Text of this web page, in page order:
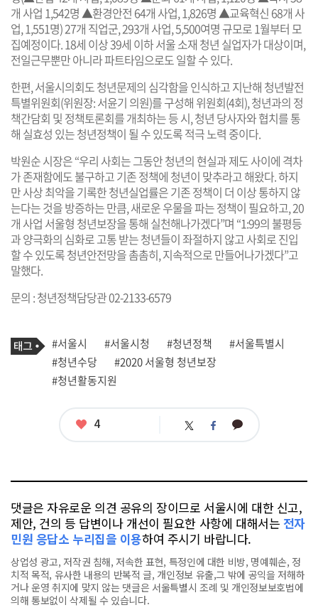
개 사업 1,542명 ▲환경안전 64개 사업, 1,826명 ▲교육혁신 68개 사
업, 1,551명) 27개 직업군, 293개 사업, 5,500여명 규모로 1월부터 모
집예정이다. 18세 이상 39세 이하 서울 소재 청년 실업자가 대상이며,
전일근무뿐만 아니라 파트타임으로도 일할 수 있다.
한편, 서울시의회도 청년문제의 심각함을 인식하고 지난해 청년발전
특별위원회(위원장: 서윤기 의원)를 구성해 위원회(4회), 청년과의 정
책간담회 및 정책토론회를 개최하는 등 시, 청년 당사자와 협치를 통
해 실효성 있는 청년정책이 될 수 있도록 적극 노력 중이다.
박원순 시장은 “우리 사회는 그동안 청년의 현실과 제도 사이에 격차
가 존재함에도 불구하고 기존 정책에 청년이 맞추라고 해왔다. 하지
만 사상 최악을 기록한 청년실업률은 기존 정책이 더 이상 통하지 않
는다는 것을 방증하는 만큼, 새로운 우물을 파는 정책이 필요하고, 20
개 사업 서울형 청년보장을 통해 실천해나가겠다”며 “1:99의 불평등
과 양극화의 심화로 고통 받는 청년들이 좌절하지 않고 사회로 진입
할 수 있도록 청년안전망을 촘촘히, 지속적으로 만들어나가겠다”고
말했다.
문의 : 청년정책담당관 02-2133-6579
기
사
관
련
태
태
그
#서울시 #서울시청 #청년정책
#서울특별시
#청년수당
#2020 서울형 청년보장
#청년활동지원
좋
4 트 페 카
댓글은 자유로운 의견 공유의 장이므로 서울시에 대한 신고,
제안, 건의 등 답변이나 개선이 필요한 사항에 대해서는 전자
민원 응답소 누리집을 이용하여 주시기 바랍니다.
상업성 광고, 저작권 침해, 저속한 표현, 특정인에 대한 비방, 명예훼손, 정
치적 목적, 유사한 내용의 반복적 글, 개인정보 유출,그 밖에 공익을 저해하
거나 운영 취지에 맞지 않는 댓글은 서울특별시 조례 및 개인정보보호법에
의해 통보없이 삭제될 수 있습니다.